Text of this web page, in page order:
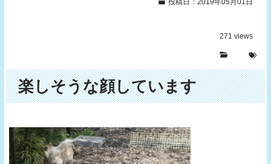
271 views
楽しそうな顔しています